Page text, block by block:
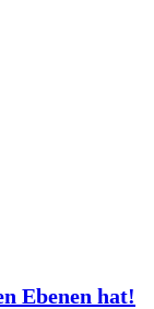
Ebenen hat!